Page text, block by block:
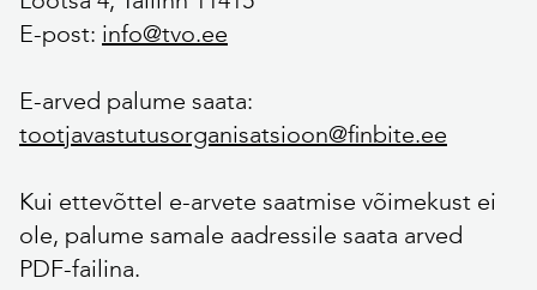
E-post: info@tvo.ee
E-arved palume saata:
tootjavastutusorganisatsioon@finbite.ee
Kui ettevõttel e-arvete saatmise võimekust ei
ole, palume samale aadressile saata arved
PDF-failina.